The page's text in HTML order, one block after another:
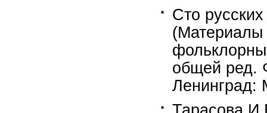
Сто
(Материалы
общей ред.
Ленинград: